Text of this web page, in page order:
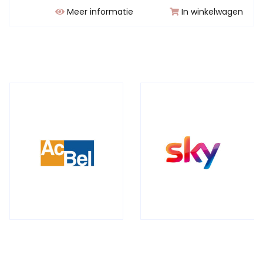
Meer informatie In winkelwagen